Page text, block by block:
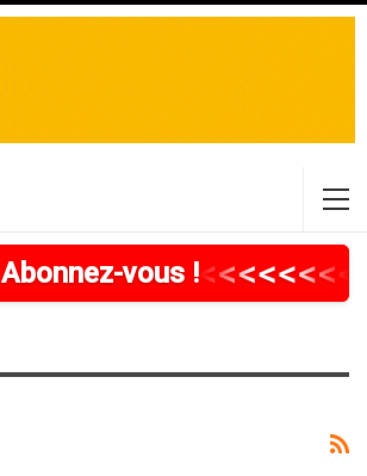
>>>>>>>>>>
Abonnez-vous !<<<<<<<<